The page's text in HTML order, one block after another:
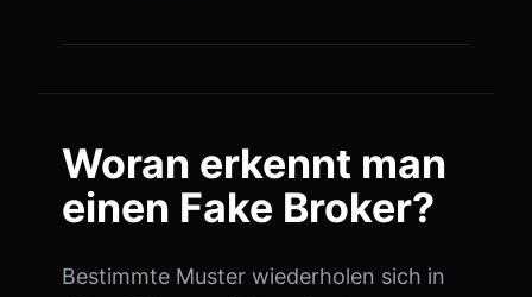
Woran erkennt man
einen Fake Broker?
Bestimmte Muster wiederholen sich in